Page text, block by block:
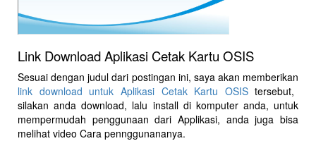
Link Download Aplikasi Cetak Kartu OSIS
Sesuai dengan judul dari postingan ini, saya akan memberikan
link download untuk Aplikasi Cetak Kartu OSIStersebut,
silakan anda download, lalu install di komputer anda, untuk
mempermudah penggunaan dari Applikasi, anda juga bisa
melihat video Cara pennggunananya.